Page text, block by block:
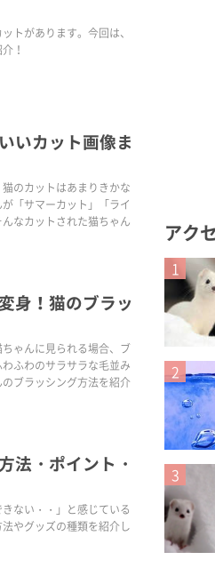
トがあります。今回は、
！
いカット画像ま
のカットはあまりきかな
「サマーカット」「ライ
なカットされた猫ちゃん
身！猫のブラッ
ゃんに見られる場合、ブ
ふわのサラサラな毛並み
ブラッシング方法を紹介
法・ポイント・
ない・・」と感じている
やグッズの種類を紹介し
アク
1
2
3